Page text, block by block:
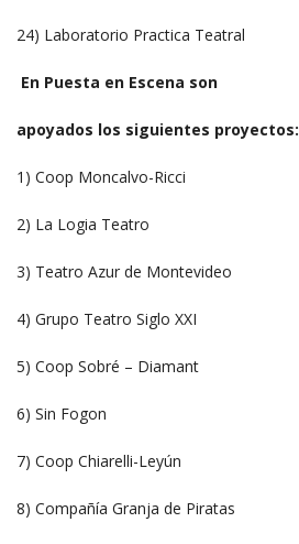
24) Laboratorio Practica Teatral
En Puesta en Escena son
apoyados los siguientes proyectos:
1) Coop Moncalvo-Ricci
2) La Logia Teatro
3) Teatro Azur de Montevideo
4) Grupo Teatro Siglo XXI
5) Coop Sobré – Diamant
6) Sin Fogon
7) Coop Chiarelli-Leyún
8) Compañía Granja de Piratas